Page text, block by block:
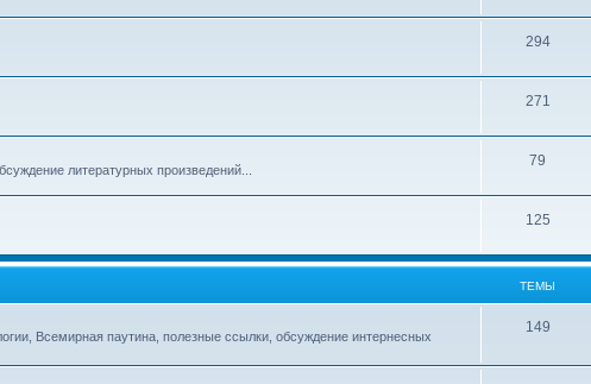
294
271
литературных произведений...
79
125
ТЕМЫ
Всемирная паутина, полезные ссылки, обсуждение интернесных
149